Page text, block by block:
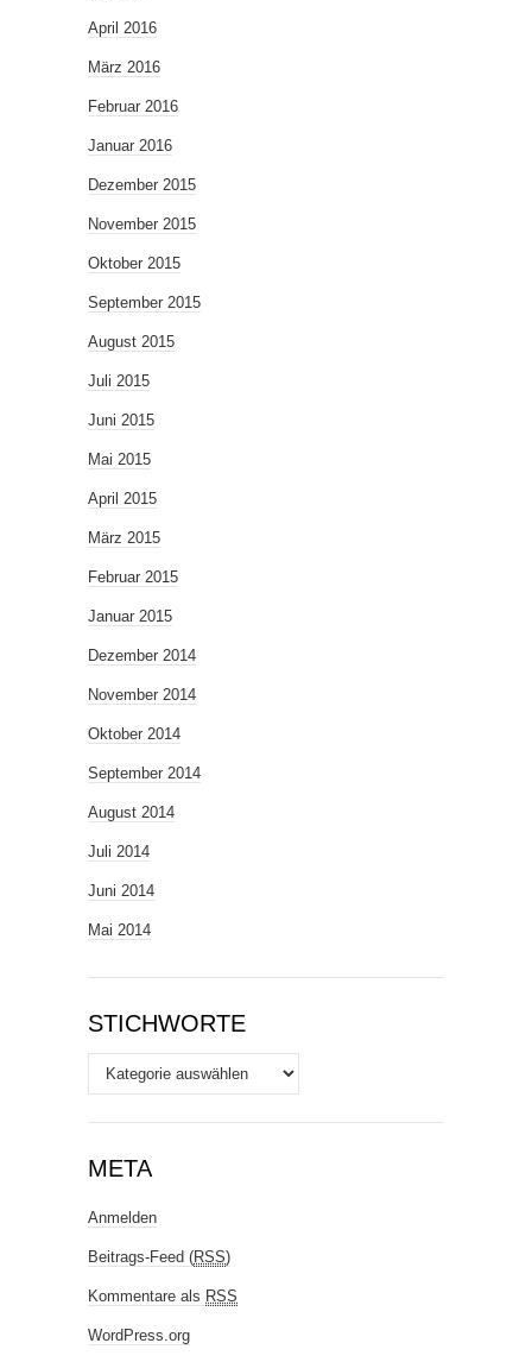
April 2016
März 2016
Februar 2016
Januar 2016
Dezember 2015
November 2015
Oktober 2015
September 2015
August 2015
Juli 2015
Juni 2015
Mai 2015
April 2015
März 2015
Februar 2015
Januar 2015
Dezember 2014
November 2014
Oktober 2014
September 2014
August 2014
Juli 2014
Juni 2014
Mai 2014
STICHWORTE
Stichworte
META
Anmelden
Beitrags-Feed (RSS)
Kommentare als RSS
WordPress.org